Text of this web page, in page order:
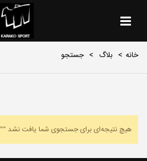
خانه > بلاگ > جستجو
هیچ نتیجه‌ای برای جستجوی شما یافت نشد ""